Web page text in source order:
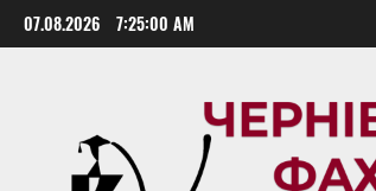
Skip
to
07.08.2026 7:25:01 AM